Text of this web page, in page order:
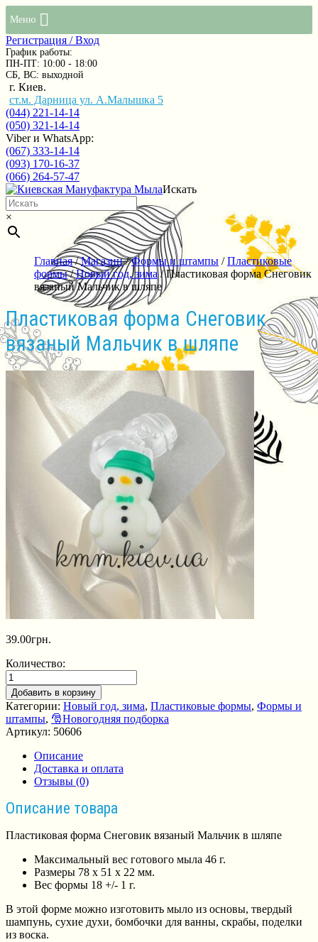
Меню
Регистрация / Вход
График работы:
ПН-ПТ: 10:00 - 18:00
СБ, ВС: выходной
г. Киев.
ст.м. Дарница ул. А.Малышка 5
(044) 221-14-14
(050) 321-14-14
Viber и WhatsApp:
(067) 333-14-14
(093) 170-16-37
(066) 264-57-47
Искать
×
Главная/Магазин/Формы и штампы /Пластиковые
формы/Новый год, зима/ Пластиковая форма Снеговик
вязаный Мальчик в шляпе
Пластиковая форма Снеговик
вязаный Мальчик в шляпе
39.00грн.
Количество:
Добавить в корзину
Категории: Новый год, зима, Пластиковые формы, Формы и
штампы, 🎅Новогодняя подборка
Артикул: 50606
Описание
Доставка и оплата
Отзывы (0)
Описание товара
Пластиковая форма Снеговик вязаный Мальчик в шляпе
Максимальный вес готового мыла 46 г.
Размеры 78 х 51 х 22 мм.
Вес формы 18 +/- 1 г.
В этой форме можно изготовить мыло из основы, твердый
шампунь, сухие духи, бомбочки для ванны, скрабы, поделки
из воска.